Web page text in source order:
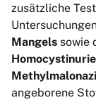
zusätzliche
Mangels sowie
Homocystinurie
angeborene